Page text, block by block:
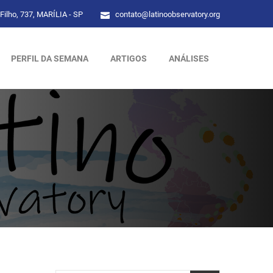
737, MARÍLIA - SP contato@latinoobservatory.org
PERFIL DA SEMANA ARTIGOS ANÁLISES